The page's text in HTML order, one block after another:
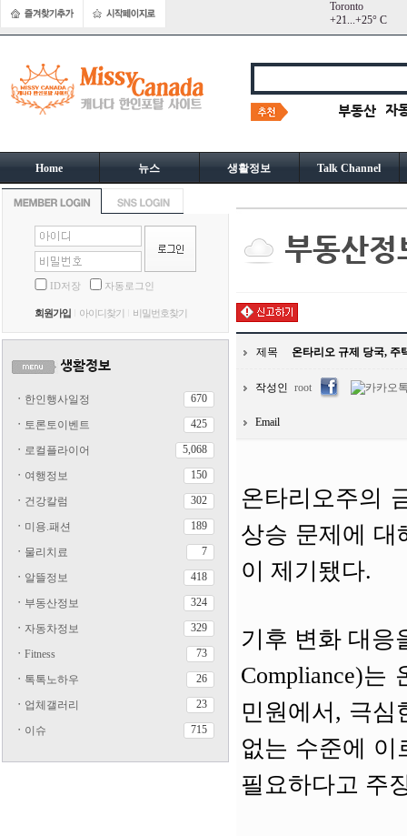
Toronto
+21...+25° C
Home 뉴스 생활정보 Talk Channel
ID저장 자동로그인
회원가입 아이디찾기 비밀번호찾기
ㆍ 한인행사일정 670
ㆍ 토론토이벤트 425
ㆍ 로컬플라이어 5,068
ㆍ 여행정보 150
ㆍ 건강칼럼 302
ㆍ 미용.패션 189
ㆍ 물리치료 7
ㆍ 알뜰정보 418
ㆍ 부동산정보 324
ㆍ 자동차정보 329
ㆍ Fitness 73
ㆍ 톡톡노하우 26
ㆍ 업체갤러리 23
ㆍ 이슈 715
제목 온타리오 규제 당국, 주
작성인 root
Email
온타리오주의
상승 문제에 대
이 제기됐다.
기후 변화 대응
Compliance)는
민원에서, 극
없는 수준에 이
필요하다고 주